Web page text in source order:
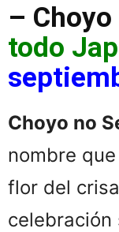
–
todo
Choyo no
nombre
flor del
celebración